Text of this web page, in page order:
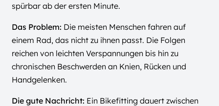
spürbar ab der ersten Minute.
Das Problem: Die meisten Menschen fahren auf
einem Rad, das nicht zu ihnen passt. Die Folgen
reichen von leichten Verspannungen bis hin zu
chronischen Beschwerden an Knien, Rücken und
Handgelenken.
Die gute Nachricht: Ein Bikefitting dauert zwischen